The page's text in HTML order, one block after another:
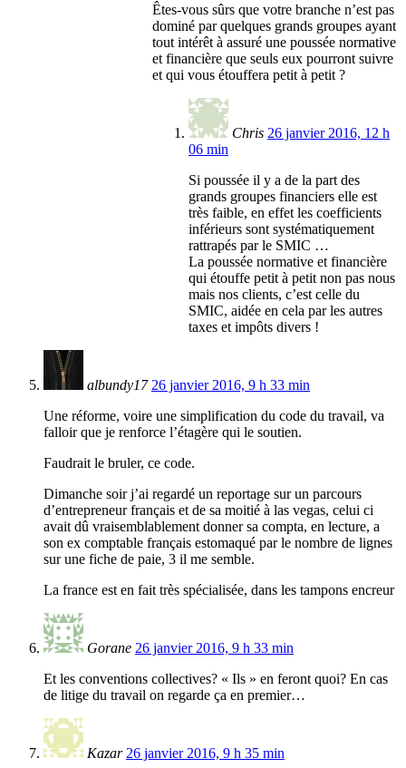
Êtes-vous sûrs que votre branche n’est pas
dominé par quelques grands groupes ayant
tout intérêt à assuré une poussée normative
et financière que seuls eux pourront suivre
et qui vous étouffera petit à petit ?
Chris 26 janvier 2016, 12 h
06 min
Si poussée il y a de la part des
grands groupes financiers elle est
très faible, en effet les coefficients
inférieurs sont systématiquement
rattrapés par le SMIC …
La poussée normative et financière
qui étouffe petit à petit non pas nous
mais nos clients, c’est celle du
SMIC, aidée en cela par les autres
taxes et impôts divers !
albundy17 26 janvier 2016, 9 h 33 min
Une réforme, voire une simplification du code du travail, va
falloir que je renforce l’étagère qui le soutien.
Faudrait le bruler, ce code.
Dimanche soir j’ai regardé un reportage sur un parcours
d’entrepreneur français et de sa moitié à las vegas, celui ci
avait dû vraisemblablement donner sa compta, en lecture, a
son ex comptable français estomaqué par le nombre de lignes
sur une fiche de paie, 3 il me semble.
La france est en fait très spécialisée, dans les tampons encreur
Gorane 26 janvier 2016, 9 h 33 min
Et les conventions collectives? « Ils » en feront quoi? En cas
de litige du travail on regarde ça en premier…
Kazar 26 janvier 2016, 9 h 35 min